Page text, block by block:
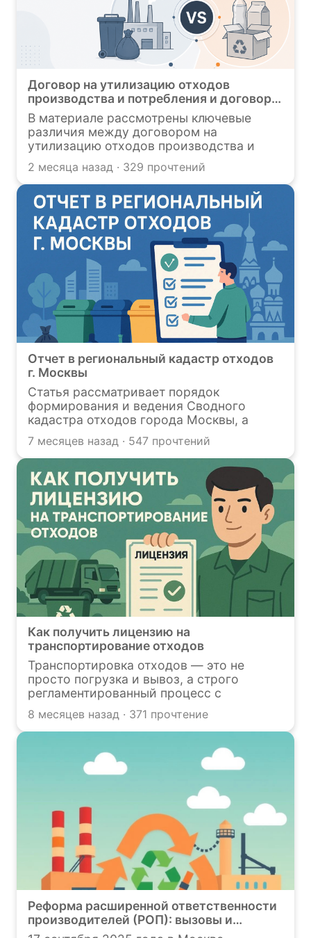
Договор на утилизацию отходов
производства и потребления и договор
на утилизацию отходов в рамках РОП: в
чем разница?
В материале рассмотрены ключевые
различия между договором на
утилизацию отходов производства и
потребления и договором на утилизацию
отходов в рамках РОП. Основное отличие
заключается в целях заключения
договоров, объектах утилизации и
требованиях к организациям-
утилизаторам. Отходы производства и
потребления связаны с деятельностью
предприятия и требуют соблюдения
правил учета и отчетности, тогда как
РОП распространяется на товары и
упаковку после утраты ими
потребительских свойств. Также
отдельно разобрана ответственность
сторон при обращении с разными
видами отходов.
2 месяца назад · 329 прочтений
Отчет в региональный кадастр отходов
г. Москвы
Статья рассматривает порядок
формирования и ведения Сводного
кадастра отходов города Москвы, а
также последние изменения в
законодательстве, касающиеся сроков и
формата предоставления отчетности.
Особое внимание уделено работе с
электронной системой АИС СКО, которая
обеспечивает учет и обработку сведений
об отходах. Материал предназначен для
организаций и предпринимателей,
обязанных предоставлять информацию о
производстве и обращении с отходами.
7 месяцев назад · 547 прочтений
Как получить лицензию на
транспортирование отходов
Транспортировка отходов — это не
просто погрузка и вывоз, а строго
регламентированный процесс с
высокими ставками. Получение лицензии
на данную деятельность ― сложная
административная процедура,
вызывающая множество вопросов, с
которыми мы поможем разобраться
8 месяцев назад · 371 прочтение
Реформа расширенной ответственности
производителей (РОП): вызовы и
перспективы развития отрасли